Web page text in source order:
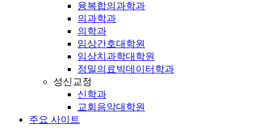
융복합의과학과
의과학과
의학과
임상간호대학원
임상치과학대학원
정밀의료빅데이터학과
성신교정
신학과
교회음악대학원
주요 사이트